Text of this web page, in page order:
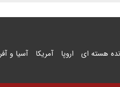
هسته ای اروپا آمریکا آسیا و